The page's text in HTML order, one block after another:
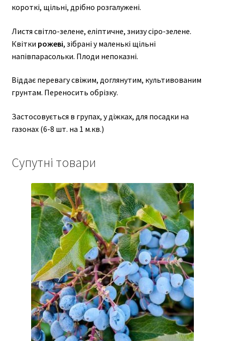
короткі, щільні, дрібно розгалужені.
Листя світло-зелене, еліптичне, знизу сіро-зелене.
Квітки рожеві, зібрані у маленькі щільні
напівпарасольки. Плоди непоказні.
Віддає перевагу свіжим, доглянутим, культивованим
грунтам. Переносить обрізку.
Застосовується в групах, у діжках, для посадки на
газонах (6-8 шт. на 1 м.кв.)
Супутні товари